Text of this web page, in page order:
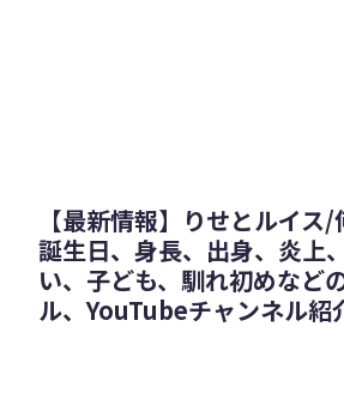
【最新情報】りせとルイス/
誕生日、身長、出身、炎上
い、子ども、馴れ初めなど
ル、YouTubeチャンネル紹